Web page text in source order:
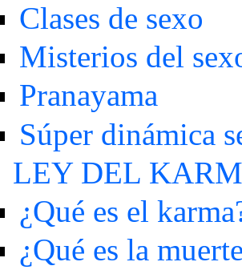
Clases de sexo
Misterios del
Pranayama
Súper dinámica
LEY DEL
¿Qué es el
¿Qué es la